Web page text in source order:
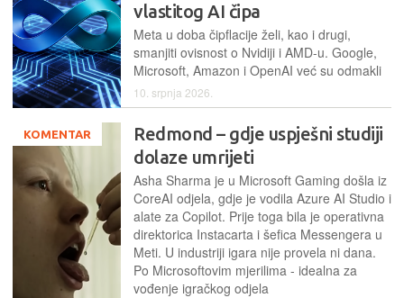
vlastitog AI čipa
Meta u doba čipflacije želi, kao i drugi,
smanjiti ovisnost o Nvidiji i AMD-u. Google,
Microsoft, Amazon i OpenAI već su odmakli
10. srpnja 2026.
KOMENTAR
Redmond – gdje uspješni studiji
dolaze umrijeti
Asha Sharma je u Microsoft Gaming došla iz
CoreAI odjela, gdje je vodila Azure AI Studio i
alate za Copilot. Prije toga bila je operativna
direktorica Instacarta i šefica Messengera u
Meti. U industriji igara nije provela ni dana.
Po Microsoftovim mjerilima - idealna za
vođenje igračkog odjela